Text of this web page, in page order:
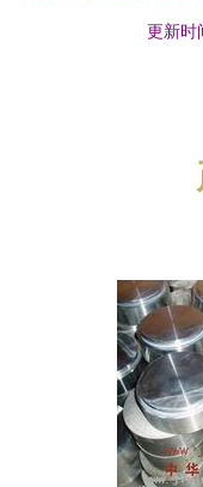
更新时